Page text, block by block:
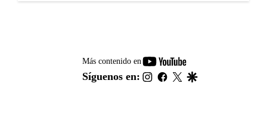
Más contenido en
youtube-
footer
Síguenos en: instagram
facebook
twitter